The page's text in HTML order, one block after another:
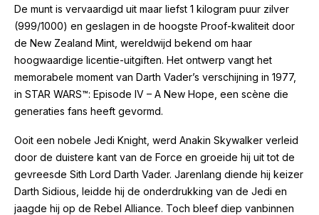
De munt is vervaardigd uit maar liefst 1 kilogram puur zilver
(999/1000) en geslagen in de hoogste Proof-kwaliteit door
de New Zealand Mint, wereldwijd bekend om haar
hoogwaardige licentie-uitgiften. Het ontwerp vangt het
memorabele moment van Darth Vader’s verschijning in 1977,
in STAR WARS™: Episode IV – A New Hope, een scène die
generaties fans heeft gevormd.
Ooit een nobele Jedi Knight, werd Anakin Skywalker verleid
door de duistere kant van de Force en groeide hij uit tot de
gevreesde Sith Lord Darth Vader. Jarenlang diende hij keizer
Darth Sidious, leidde hij de onderdrukking van de Jedi en
jaagde hij op de Rebel Alliance. Toch bleef diep vanbinnen